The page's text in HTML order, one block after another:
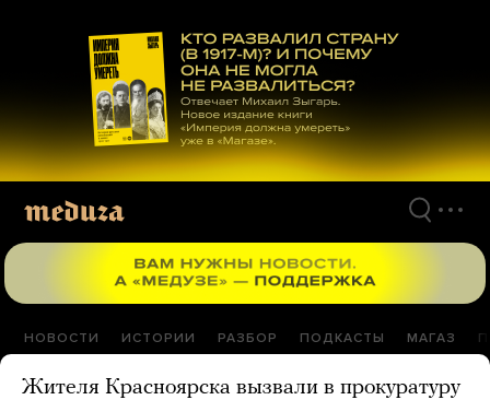
материалам
НОВОСТИ ИСТОРИИ РАЗБОР ПОДКАСТЫ МАГАЗ
Жителя Красноярска вызвали в прокуратуру